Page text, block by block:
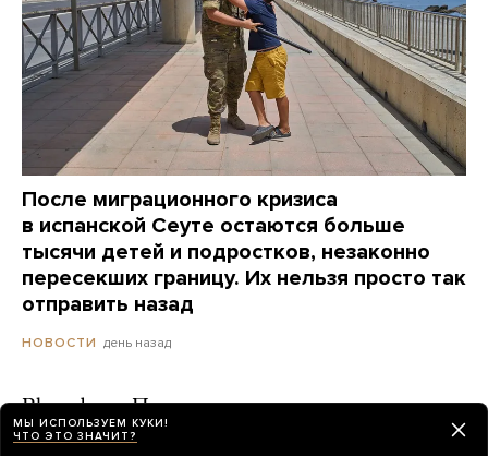
После миграционного кризиса
в испанской Сеуте остаются больше
тысячи детей и подростков, незаконно
пересекших границу. Их нельзя просто так
отправить назад
НОВОСТИ день назад
Bloomberg: Путин начал давить
на Набиуллину из-за ключевой ставки
МЫ ИСПОЛЬЗУЕМ КУКИ!
ЧТО ЭТО ЗНАЧИТ?